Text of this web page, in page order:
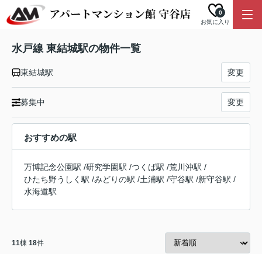
お気に入り
0
水戸線 東結城駅の物件一覧
東結城駅 変更
募集中 変更
おすすめの駅
万博記念公園駅 /研究学園駅 /つくば駅 /荒川沖駅 /
ひたち野うしく駅 /みどりの駅 /土浦駅 /守谷駅 /新守谷駅 /
水海道駅
11棟 18件